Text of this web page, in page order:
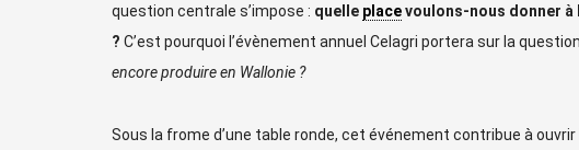
question centrale s’impose : quelle placevoulons-nous donner
? C’est pourquoi l’évènement annuel Celagri portera sur la
encore produire en Wallonie ?
Sous la frome d’une table ronde, cet événement contribue à